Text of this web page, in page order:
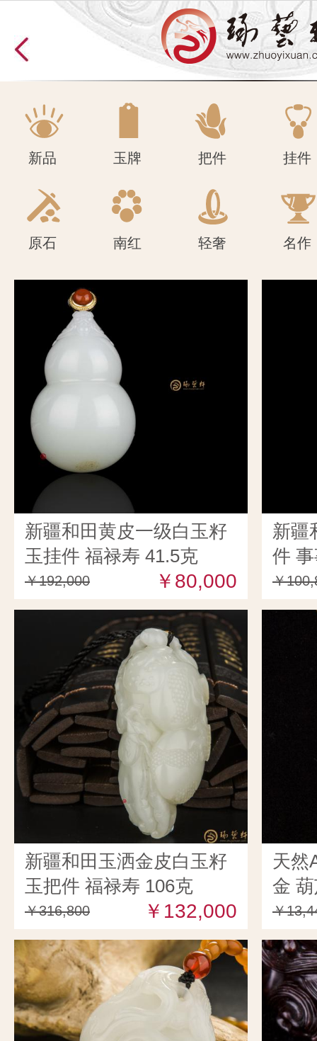
原石 南红 轻奢 名作
新品 玉牌 把件 挂件
原石 南红 轻奢 名作
新疆和田黄皮一级白玉籽
玉挂件 福禄寿 41.5克
￥192,000 ￥80,000
新疆
件
￥
新疆和田玉洒金皮白玉籽
玉把件 福禄寿 106克
￥316,800 ￥132,000
天然
金
￥